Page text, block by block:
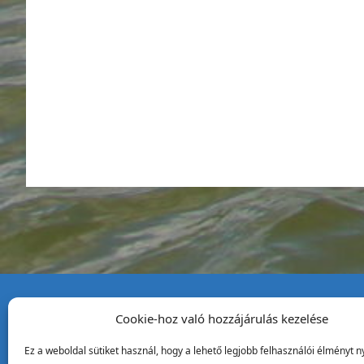
Cookie-hoz való hozzájárulás kezelése
Ez a weboldal sütiket használ, hogy a lehető legjobb felhasználói élményt
Tata Város
2890 Tata, Kossuth tér 1.